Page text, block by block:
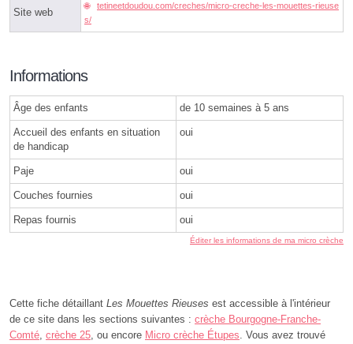
Site web
tetineetdoudou.com/creches/micro-creche-les-mouettes-rieuse
s/
Informations
Âge des enfants de 10 semaines à 5 ans
Accueil des enfants en situation
de handicap
oui
Paje oui
Couches fournies oui
Repas fournis oui
Éditer les informations de ma micro crèche
Cette fiche détaillant Les Mouettes Rieuses est accessible à l'intérieur
de ce site dans les sections suivantes : crèche Bourgogne-Franche-
Comté, crèche 25, ou encore Micro crèche Étupes. Vous avez trouvé